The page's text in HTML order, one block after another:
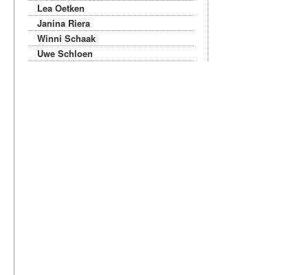
Lea Oetken
Janina Riera
Winni Schaak
Uwe Schloen